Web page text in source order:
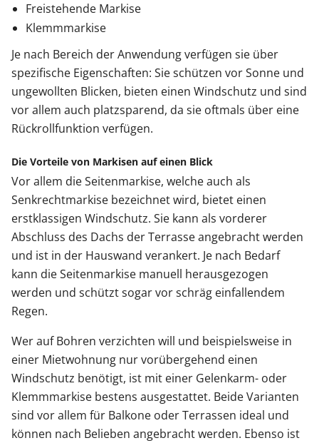
Freistehende Markise
Klemmmarkise
Je nach Bereich der Anwendung verfügen sie über
spezifische Eigenschaften: Sie schützen vor Sonne und
ungewollten Blicken, bieten einen Windschutz und sind
vor allem auch platzsparend, da sie oftmals über eine
Rückrollfunktion verfügen.
Die Vorteile von Markisen auf einen Blick
Vor allem die Seitenmarkise, welche auch als
Senkrechtmarkise bezeichnet wird, bietet einen
erstklassigen Windschutz. Sie kann als vorderer
Abschluss des Dachs der Terrasse angebracht werden
und ist in der Hauswand verankert. Je nach Bedarf
kann die Seitenmarkise manuell herausgezogen
werden und schützt sogar vor schräg einfallendem
Regen.
Wer auf Bohren verzichten will und beispielsweise in
einer Mietwohnung nur vorübergehend einen
Windschutz benötigt, ist mit einer Gelenkarm- oder
Klemmmarkise bestens ausgestattet. Beide Varianten
sind vor allem für Balkone oder Terrassen ideal und
können nach Belieben angebracht werden. Ebenso ist